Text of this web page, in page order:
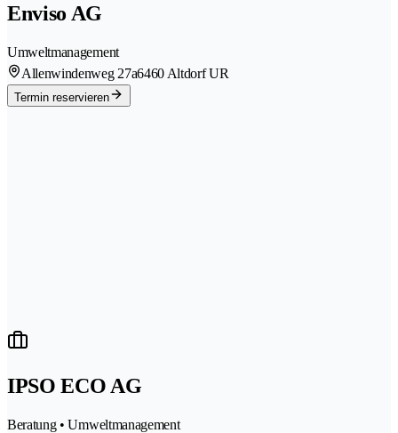
Enviso AG
Umweltmanagement
Allenwindenweg 27a6460 Altdorf UR
Termin reservieren
IPSO ECO AG
Beratung • Umweltmanagement